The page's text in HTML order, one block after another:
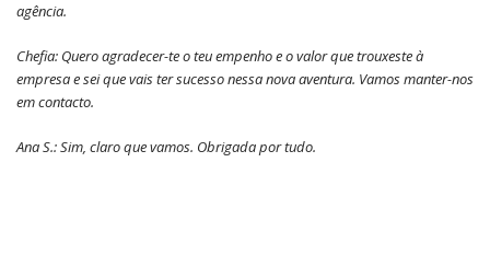
agência.
Chefia: Quero agradecer-te o teu empenho e o valor que trouxeste à
empresa e sei que vais ter sucesso nessa nova aventura. Vamos manter-nos
em contacto.
Ana S.: Sim, claro que vamos. Obrigada por tudo.